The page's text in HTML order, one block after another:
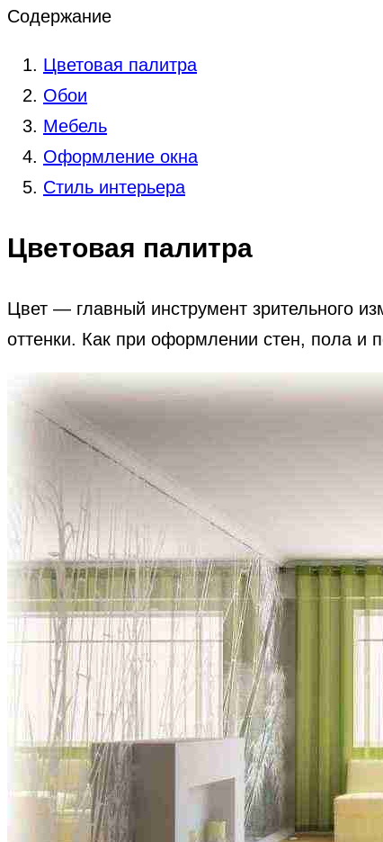
Содержание
Цветовая палитра
Обои
Мебель
Оформление окна
Стиль интерьера
Цветовая палитра
Цвет — главный инструмент зрительного
оттенки. Как при оформлении стен, пола и